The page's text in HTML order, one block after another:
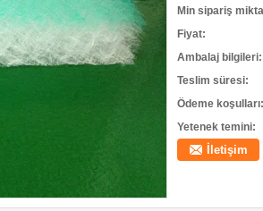
Min sipariş
Fiyat:
Ambalaj bilgileri:
Teslim süresi:
Ödeme koşulları:
Yetenek temini:
İletişim